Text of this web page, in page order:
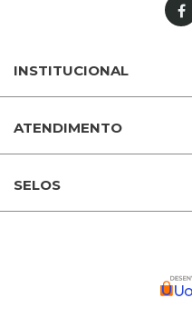
INSTITUCIONAL
ATENDIMENTO
SELOS